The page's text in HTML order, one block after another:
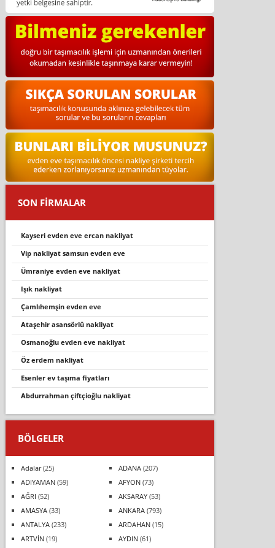
SON FİRMALAR
kayseri evden eve ercan nakliyat
vip nakliyat samsun evden eve
ümraniye evden eve nakliyat
işık nakliyat
çamlihemşi̇n evden eve
ataşehir asansörlü nakliyat
osmanoğlu evden eve nakliyat
öz erdem nakliyat
esenler ev taşıma fiyatları
abdurrahman çiftçioğlu nakliyat
BÖLGELER
Adalar(25) ADANA(207)
ADIYAMAN(59) AFYON(73)
AĞRI (52) AKSARAY(53)
AMASYA(33) ANKARA(793)
ANTALYA(233) ARDAHAN(15)
ARTVİN(19) AYDIN(61)